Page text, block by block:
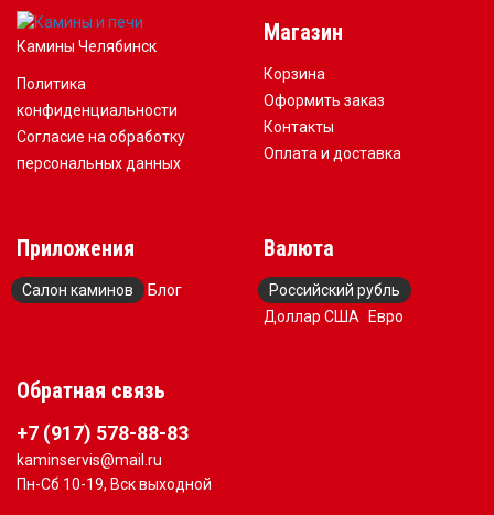
Камины Челябинск
Политика
конфиденциальности
Согласие на обработку
персональных данных
Магазин
Корзина
Оформить заказ
Контакты
Оплата и доставка
Приложения
Салон каминов Блог
Валюта
Российский рубль
Доллар США
Евро
Обратная связь
+7 (917) 578-88-83
kaminservis@mail.ru
Пн-Сб 10-19, Вск выходной